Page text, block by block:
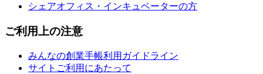
シェアオフィス・インキュベーターの方
ご利用上の注意
みんなの創業手帳利用ガイドライン
サイトご利用にあたって